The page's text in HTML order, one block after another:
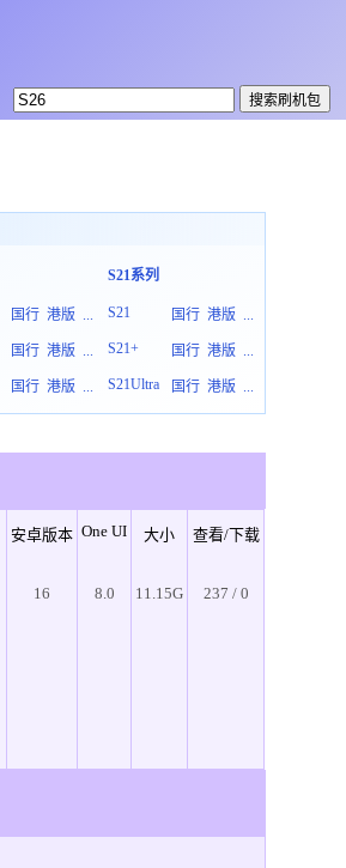
国行 港版 ...
国行 港版 ...
国行 港版 ...
S21系列
S21 国行 港版 ...
S21+
国行 港版 ...
S21Ultra
国行 港版 ...
安卓版本 One UI 大小 查看/下载
16 8.0 11.15G 237 / 0